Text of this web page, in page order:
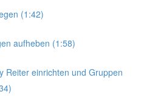
(1:42)
aufheben (1:58)
Reiter einrichten und Gruppen